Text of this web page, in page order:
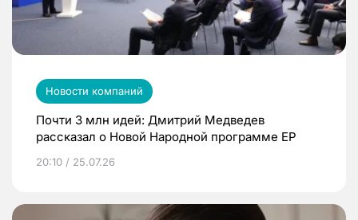
Новости компаний
Почти 3 млн идей: Дмитрий Медведев
рассказал о Новой Народной программе ЕР
20:10 / 25.07.26